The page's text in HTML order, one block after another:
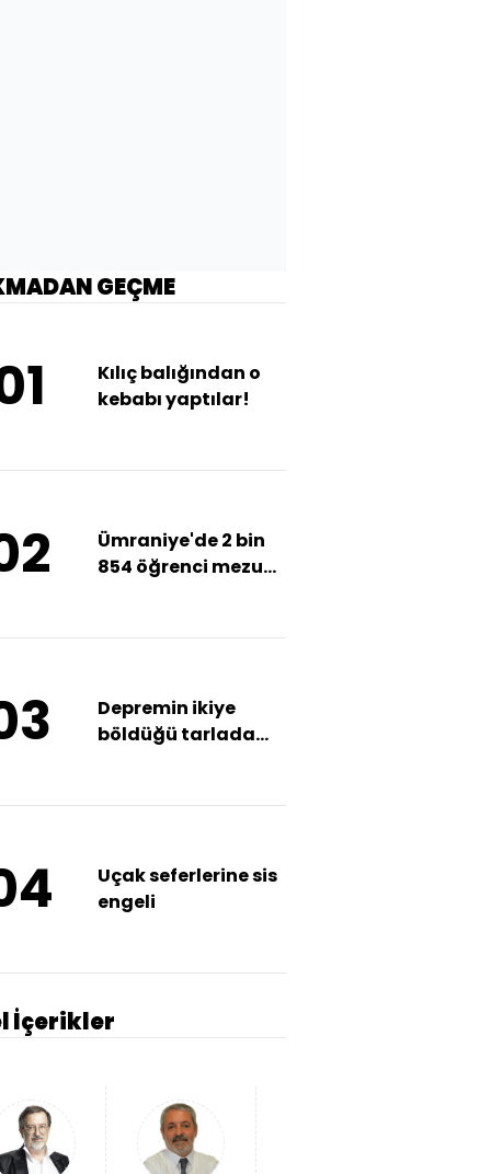
İçerikler
GEÇME
Kılıç balığından o
kebabı yaptılar!
Ümraniye'de 2 bin
854 öğrenci mezun
Depremin ikiye
böldüğü tarlada
Uçak seferlerine sis
engeli